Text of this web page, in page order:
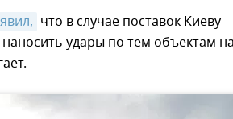
что в случае поставок Киеву
удары по тем объектам